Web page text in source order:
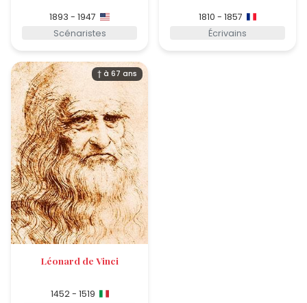
1893 - 1947
Scénaristes
1810 - 1857
Écrivains
† à 67 ans
Léonard de Vinci
1452 - 1519